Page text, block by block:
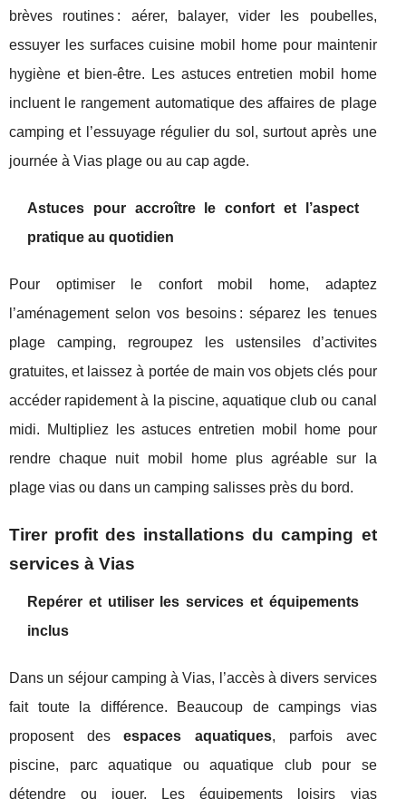
brèves routines : aérer, balayer, vider les poubelles,
essuyer les surfaces cuisine mobil home pour maintenir
hygiène et bien-être. Les astuces entretien mobil home
incluent le rangement automatique des affaires de plage
camping et l’essuyage régulier du sol, surtout après une
journée à Vias plage ou au cap agde.
Astuces pour accroître le confort et l’aspect
pratique au quotidien
Pour optimiser le confort mobil home, adaptez
l’aménagement selon vos besoins : séparez les tenues
plage camping, regroupez les ustensiles d’activites
gratuites, et laissez à portée de main vos objets clés pour
accéder rapidement à la piscine, aquatique club ou canal
midi. Multipliez les astuces entretien mobil home pour
rendre chaque nuit mobil home plus agréable sur la
plage vias ou dans un camping salisses près du bord.
Tirer profit des installations du camping et
services à Vias
Repérer et utiliser les services et équipements
inclus
Dans un séjour camping à Vias, l’accès à divers services
fait toute la différence. Beaucoup de campings vias
proposent desespaces aquatiques, parfois avec
piscine, parc aquatique ou aquatique club pour se
détendre ou jouer. Les équipements loisirs vias